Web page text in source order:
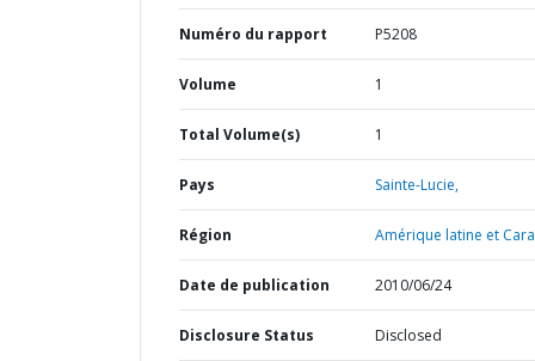
Numéro du rapport P5208
Volume 1
Total Volume(s) 1
Pays Sainte-Lucie,
Région Amérique latine et
Date de publication 2010/06/24
Disclosure Status Disclosed